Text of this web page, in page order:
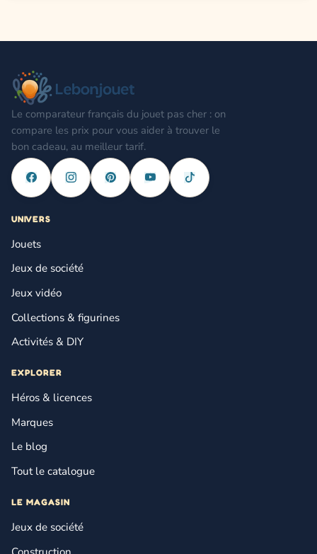
Le comparateur français du jouet pas cher : on
compare les prix pour vous aider à trouver le
bon cadeau, au meilleur tarif.
UNIVERS
Jouets
Jeux de société
Jeux vidéo
Collections & figurines
Activités & DIY
EXPLORER
Héros & licences
Marques
Le blog
Tout le catalogue
LE MAGASIN
Jeux de société